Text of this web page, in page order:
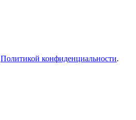
Политикой конфиденциальности.